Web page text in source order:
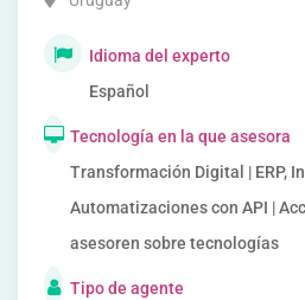
Idioma del experto
Español
Tecnología en la que asesora
Transformación Digital | ERP,
Automatizaciones con API |
asesoren sobre tecnologías
Tipo de agente